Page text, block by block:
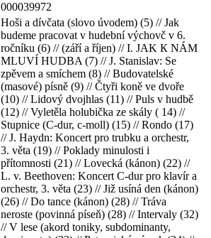
000039972
Hoši a dívčata (slovo úvodem) (5) // Jak
budeme pracovat v hudební výchovč v 6.
ročníku (6) // (září a říjen) // I. JAK К NÁM
MLUVÍ HUDBA (7) // J. Stanislav: Se
zpěvem a smíchem (8) // Budovatelské
(masové) písně (9) // Čtyři koně ve dvoře
(10) // Lidový dvojhlas (11) // Puls v hudbě
(12) // Vyletěla holubička ze skály ( 14) //
Stupnice (C-dur, c-moll) (15) // Rondo (17)
// J. Haydn: Koncert pro trubku a orchestr,
3. věta (19) // Poklady minulosti i
přítomnosti (21) // Lovecká (kánon) (22) //
L. v. Beethoven: Koncert C-dur pro klavír a
orchestr, 3. věta (23) // Již usíná den (kánon)
(26) // Do tance (kánon) (28) // Tráva
neroste (povinná píseň) (28) // Intervaly (32)
// V lese (akord toniky, subdominanty,